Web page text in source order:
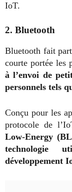
IoT.
2. Bluetooth
Bluetooth fait
courte portée les
à l’envoi de
personnels tels
Conçu pour les
protocole de
Low-Energy
technologie
développement